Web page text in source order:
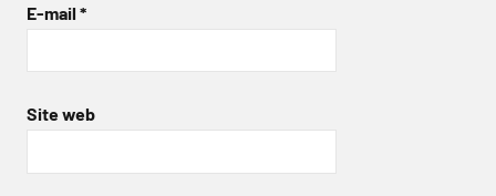
E-mail *
Site web